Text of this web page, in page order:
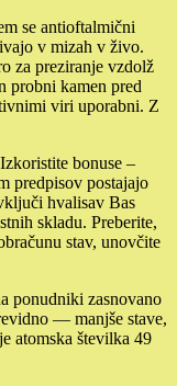
se antioftalmični
v mizah v živo.
za preziranje vzdolž
probni kamen pred
viri uporabni. Z
bonuse –
predpisov postajajo
hvalisav Bas
skladu. Preberite,
stav, unovčite
ponudniki zasnovano
— manjše stave,
atomska številka 49